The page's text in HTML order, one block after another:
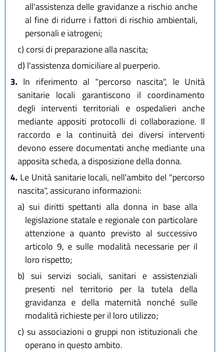
all'assistenza delle gravidanze a rischio anche
al fine di ridurre i fattori di rischio ambientali,
personali e iatrogeni;
c) corsi di preparazione alla nascita;
d) l'assistenza domiciliare al puerperio.
3. In riferimento al "percorso nascita", le Unità
sanitarie locali garantiscono il coordinamento
degli interventi territoriali e ospedalieri anche
mediante appositi protocolli di collaborazione. Il
raccordo e la continuità dei diversi interventi
devono essere documentati anche mediante una
apposita scheda, a disposizione della donna.
4. Le Unità sanitarie locali, nell'ambito del "percorso
nascita", assicurano informazioni:
a) sui diritti spettanti alla donna in base alla
legislazione statale e regionale con particolare
attenzione a quanto previsto al successivo
articolo 9, e sulle modalità necessarie per il
loro rispetto;
b) sui servizi sociali, sanitari e assistenziali
presenti nel territorio per la tutela della
gravidanza e della maternità nonché sulle
modalità richieste per il loro utilizzo;
c) su associazioni o gruppi non istituzionali che
operano in questo ambito.